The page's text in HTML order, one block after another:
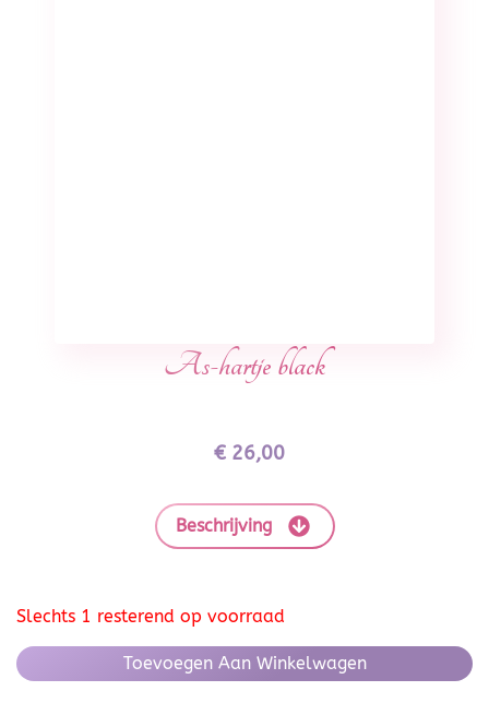
As-hartje black
€26,00
Beschrijving
Slechts 1 resterend op voorraad
Toevoegen Aan Winkelwagen